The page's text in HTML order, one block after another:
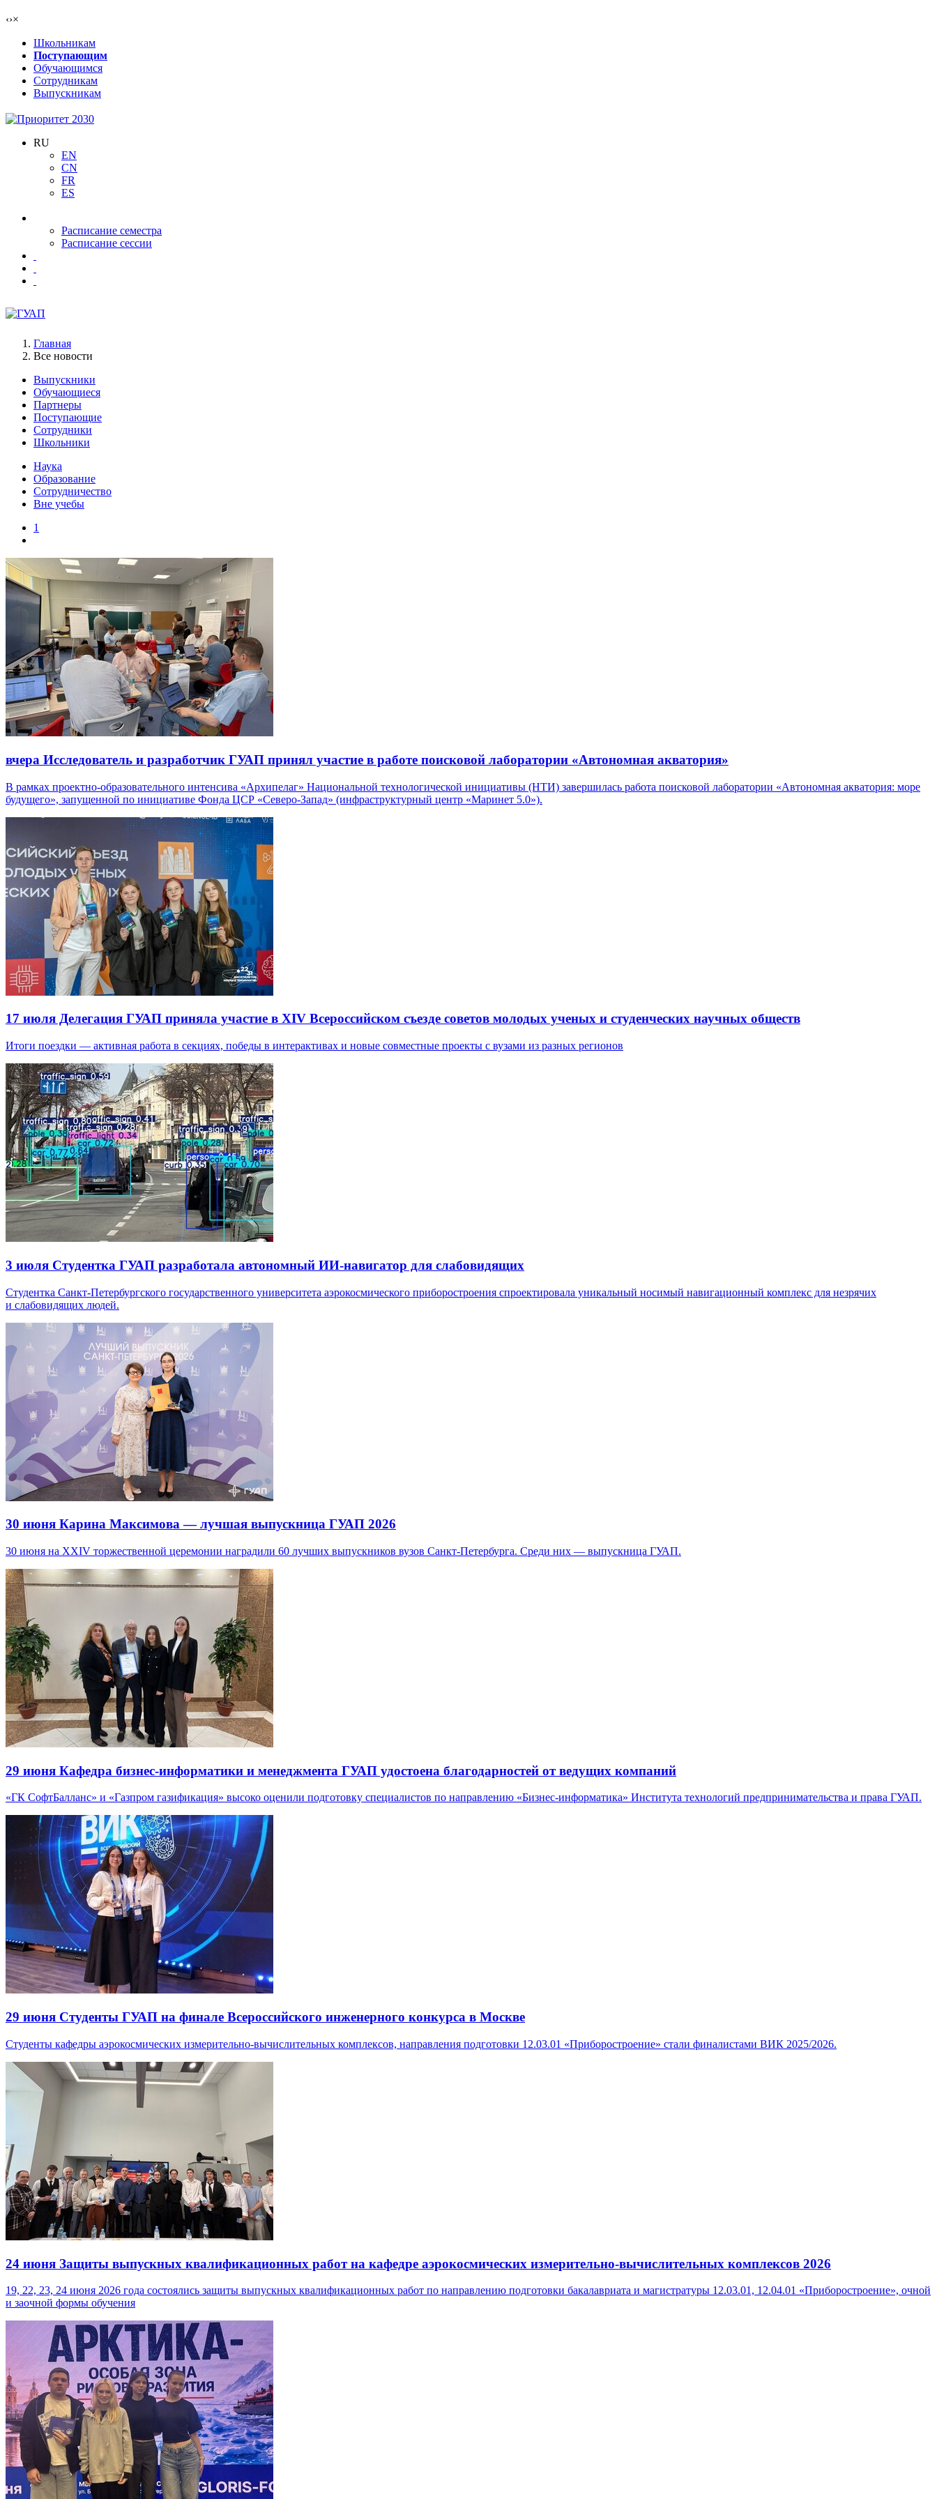
‹›×
Школьникам
Поступающим
Обучающимся
Сотрудникам
Выпускникам
RU
EN
CN
FR
ES
Расписание семестра
Расписание сессии
Главная
Все новости
Выпускники
Обучающиеся
Партнеры
Поступающие
Сотрудники
Школьники
Наука
Образование
Сотрудничество
Вне учебы
1
вчера Исследователь и разработчик ГУАП принял участие в работе поисковой лаборатории «Автономная акватория»
В рамках проектно-образовательного интенсива «Архипелаг» Национальной технологической инициативы (НТИ) завершилась работа поисковой лаборатории «Автономная акватория: море
будущего», запущенной по инициативе Фонда ЦСР «Северо-Запад» (инфраструктурный центр «Маринет 5.0»).
17 июля Делегация ГУАП приняла участие в XIV Всероссийском съезде советов молодых ученых и студенческих научных обществ
Итоги поездки — активная работа в секциях, победы в интерактивах и новые совместные проекты с вузами из разных регионов
3 июля Студентка ГУАП разработала автономный ИИ-навигатор для слабовидящих
Студентка Санкт-Петербургского государственного университета аэрокосмического приборостроения спроектировала уникальный носимый навигационный комплекс для незрячих
и слабовидящих людей.
30 июня Карина Максимова — лучшая выпускница ГУАП 2026
30 июня на XXIV торжественной церемонии наградили 60 лучших выпускников вузов Санкт-Петербурга. Среди них — выпускница ГУАП.
29 июня Кафедра бизнес-информатики и менеджмента ГУАП удостоена благодарностей от ведущих компаний
«ГК СофтБалланс» и «Газпром газификация» высоко оценили подготовку специалистов по направлению «Бизнес-информатика» Института технологий предпринимательства и права ГУАП.
29 июня Студенты ГУАП на финале Всероссийского инженерного конкурса в Москве
Студенты кафедры аэрокосмических измерительно-вычислительных комплексов, направления подготовки 12.03.01 «Приборостроение» стали финалистами ВИК 2025/2026.
24 июня Защиты выпускных квалификационных работ на кафедре аэрокосмических измерительно-вычислительных комплексов 2026
19, 22, 23, 24 июня 2026 года состоялись защиты выпускных квалификационных работ по направлению подготовки бакалавриата и магистратуры 12.03.01, 12.04.01 «Приборостроение», очной
и заочной формы обучения